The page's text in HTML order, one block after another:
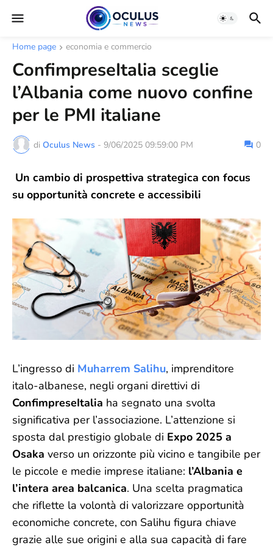
Home page economia e commercio
ConfimpreseItalia sceglie
l’Albania come nuovo confine
per le PMI italiane
di Oculus News - 9/06/2025 09:59:00 PM 0
Un cambio di prospettiva strategica con focus
su opportunità concrete e accessibili
L’ingresso di Muharrem Salihu, imprenditore
italo-albanese, negli organi direttivi di
ConfimpreseItalia ha segnato una svolta
significativa per l’associazione. L’attenzione si
sposta dal prestigio globale di Expo 2025 a
Osaka verso un orizzonte più vicino e tangibile per
le piccole e medie imprese italiane: l’Albania e
l’intera area balcanica. Una scelta pragmatica
che riflette la volontà di valorizzare opportunità
economiche concrete, con Salihu figura chiave
grazie alle sue origini e alla sua capacità di fare